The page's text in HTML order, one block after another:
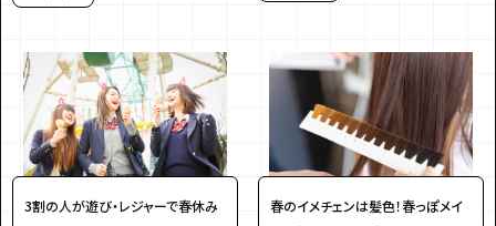
ティーンのうちにしかできない特別な体験を！
ガクラボへの登録はこちら
3割の人が遊び・レジャーで春休み
春のイメチェンは髪色！春っぽメイ